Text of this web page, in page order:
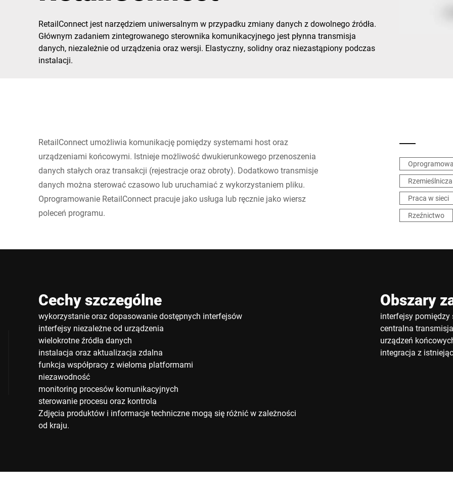
Zjednoczone Królestwo
Globalna strona internetowa
RetailConnect jest narzędziem uniwersalnym w przypadku zmiany danych z dowolnego źródła.
Głównym zadaniem zintegrowanego sterownika komunikacyjnego jest płynna transmisja
danych, niezależnie od urządzenia oraz wersji. Elastyczny, solidny oraz niezastąpiony podczas
instalacji.
RetailConnect umożliwia komunikację pomiędzy systemami host oraz
urządzeniami końcowymi. Istnieje możliwość dwukierunkowego przenoszenia
danych stałych oraz transakcji (rejestracje oraz obroty). Dodatkowo transmisje
danych można sterować czasowo lub uruchamiać z wykorzystaniem pliku.
Oprogramowanie RetailConnect pracuje jako usługa lub ręcznie jako wiersz
poleceń programu.
Praca w sieci
Rzeźnictwo
Cechy szczególne
wykorzystanie oraz dopasowanie dostępnych interfejsów
interfejsy niezależne od urządzenia
wielokrotne źródła danych
instalacja oraz aktualizacja zdalna
funkcja współpracy z wieloma platformami
niezawodność
monitoring procesów komunikacyjnych
sterowanie procesu oraz kontrola
Zdjęcia produktów i informacje techniczne mogą się różnić w zależności
od kraju.
Obszary
interfejsy
centralna
urządzeń
integracja z